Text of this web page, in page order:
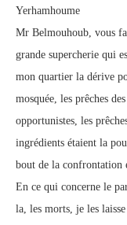
Yerhamhoume
Mr Belmouhoub, vous
grande supercherie qui
mon quartier la dérive
mosquée, les prêches
opportunistes, les
ingrédients étaient la
bout de la confrontation
En ce qui concerne le
la, les morts, je les